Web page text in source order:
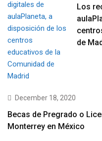
Los
de
December 18, 2020
Becas de Pregrado o
Monterrey en México